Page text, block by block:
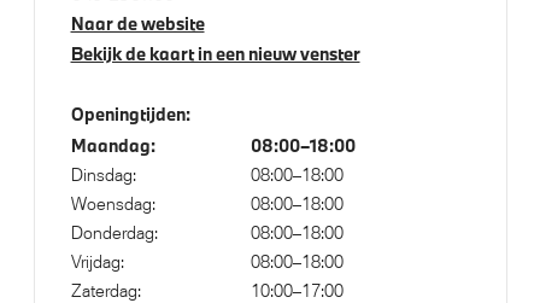
Comfort Access
Alarmsysteem klasse 3 (VbV/SCM)
Achteruitrijcamera
Verwarmde stoelen voor en achter
Aandrijving en onderstel
Naar de website
Bekijk de kaart in een nieuw venster
Openingtijden:
Maandag:
08:00–18:00
Dinsdag:
08:00–18:00
Woensdag:
08:00–18:00
Donderdag:
08:00–18:00
Vrijdag:
08:00–18:00
Zaterdag:
10:00–17:00